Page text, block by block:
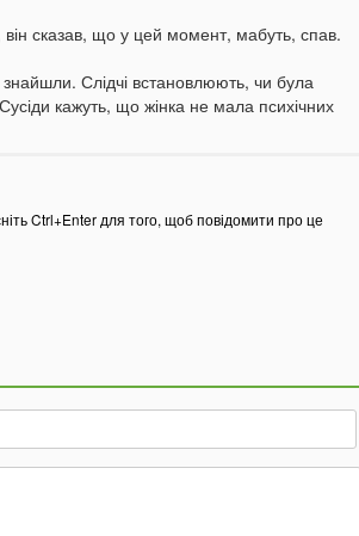
сказав, що у цей момент, мабуть, спав.
Слідчі встановлюють, чи була
Сусіди кажуть, що жінка не мала психічних
Ctrl+Enter для того, щоб повідомити про це